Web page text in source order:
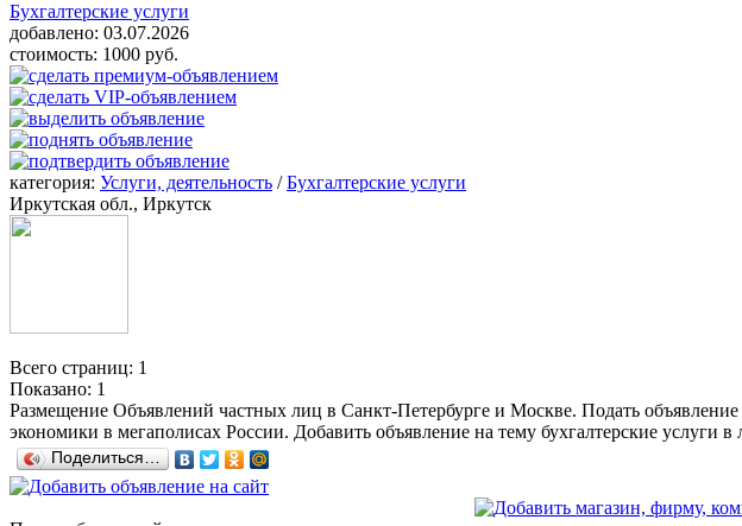
Бухгалтерские услуги
добавлено: 03.07.2026
стоимость: 1000 руб.
категория: Услуги, деятельность /Бухгалтерские услуги
Иркутская обл., Иркутск
Всего страниц: 1
Показано: 1
Размещение Объявлений частных лиц в Санкт-Петербурге и Москве. Подать объявление
экономики в мегаполисах России. Добавить объявление на тему бухгалтерские
Поделиться…